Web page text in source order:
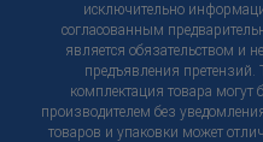
исключительно
согласованным
является обязательством и
предъявления претензий.
комплектация товара
производителем без
товаров и упаковки может